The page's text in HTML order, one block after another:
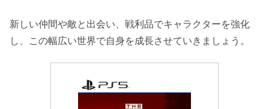
新しい仲間や敵と出会い、戦利品でキャラクターを強化
し、この幅広い世界で自身を成長させていきましょう。